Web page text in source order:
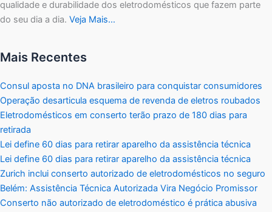
qualidade e durabilidade dos eletrodomésticos que fazem parte
do seu dia a dia. Veja Mais…
Mais Recentes
Consul aposta no DNA brasileiro para conquistar consumidores
Operação desarticula esquema de revenda de eletros roubados
Eletrodomésticos em conserto terão prazo de 180 dias para
retirada
Lei define 60 dias para retirar aparelho da assistência técnica
Lei define 60 dias para retirar aparelho da assistência técnica
Zurich inclui conserto autorizado de eletrodomésticos no seguro
Belém: Assistência Técnica Autorizada Vira Negócio Promissor
Conserto não autorizado de eletrodoméstico é prática abusiva